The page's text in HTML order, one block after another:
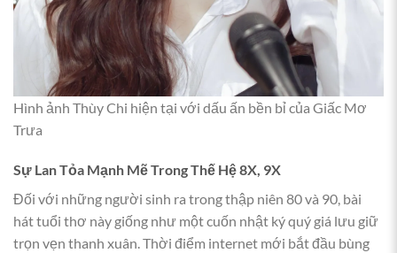
Hình ảnh Thùy Chi hiện tại với dấu ấn bền bỉ của Giấc Mơ
Trưa
Sự Lan Tỏa Mạnh Mẽ Trong Thế Hệ 8X, 9X
Đối với những người sinh ra trong thập niên 80 và 90, bài
hát tuổi thơ này giống như một cuốn nhật ký quý giá lưu giữ
trọn vẹn thanh xuân. Thời điểm internet mới bắt đầu bùng